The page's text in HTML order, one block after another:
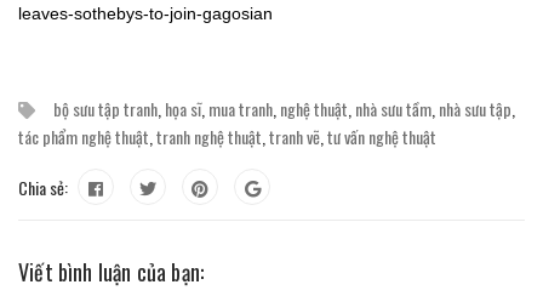
leaves-sothebys-to-join-gagosian
bộ sưu tập tranh họa sĩ, mua tranh nghệ thuật nhà sưu tầm nhà sưu tập
tác phẩm nghệ thuật tranh nghệ thuật tranh vẽ tư vấn nghệ thuật
Chia sẻ:
Viết bình luận của bạn: